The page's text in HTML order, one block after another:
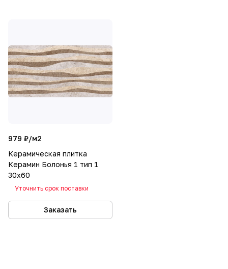
979 ₽/м2
Керамическая плитка
Керамин Болонья 1 тип 1
30х60
Уточнить срок поставки
Заказать